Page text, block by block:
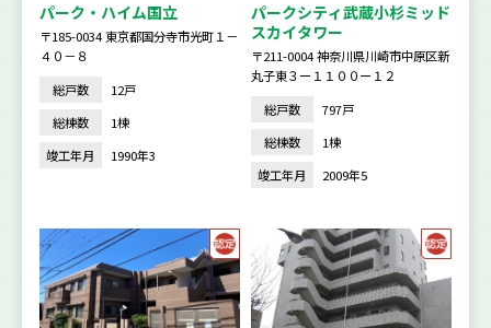
パーク・ハイム国立
〒185-0034 東京都国分寺市光町１－
４０－８
総戸数
12戸
総棟数
1棟
竣工年月
1990年3
パークシティ武蔵小杉ミッド
スカイタワー
〒211-0004 神奈川県川崎市中原区新
丸子東３ー１１００ー１２
総戸数
797戸
総棟数
1棟
竣工年月
2009年5